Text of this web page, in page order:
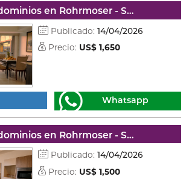
Alquiler de Condominios en Rohrmoser - San josé
Publicado: 14/04/2026
Precio: US$ 1,650
Whatsapp
Alquiler de Condominios en Rohrmoser - San josé
Publicado: 14/04/2026
Precio: US$ 1,500